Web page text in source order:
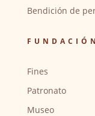
Bendición de
FUNDACIÓN
Fines
Patronato
Museo